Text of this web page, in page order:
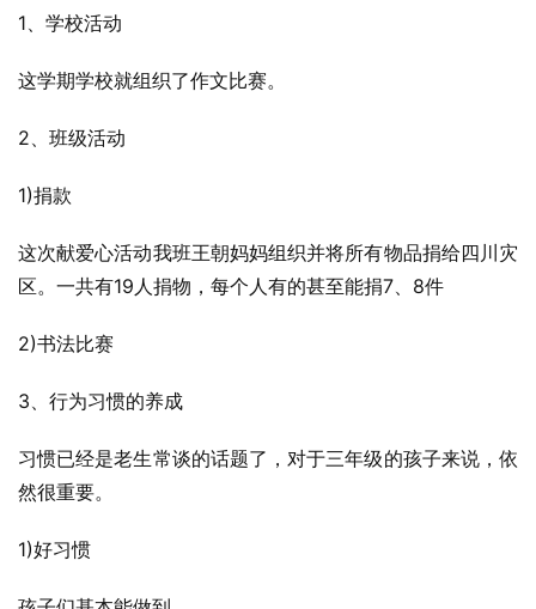
1、学校活动
这学期学校就组织了作文比赛。
2、班级活动
1)捐款
这次献爱心活动我班王朝妈妈组织并将所有物品捐给四川灾
区。一共有19人捐物，每个人有的甚至能捐7、8件
2)书法比赛
3、行为习惯的养成
习惯已经是老生常谈的话题了，对于三年级的孩子来说，依
然很重要。
1)好习惯